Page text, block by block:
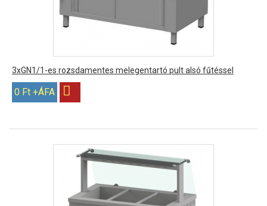
3xGN1/1-es rozsdamentes melegentartó pult alsó fűtéssel
0 Ft +ÁFA